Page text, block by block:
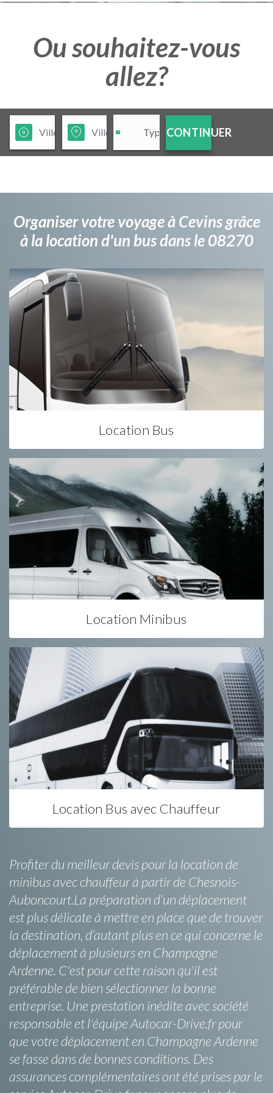
Ou souhaitez-vous
allez?
CONTINUER
Organiser votre voyage à Cevins grâce
à la location d'un bus dans le 08270
Location Bus
Location Minibus
Location Bus avec Chauffeur
Profiter du meilleur devis pour la location de
minibus avec chauffeur à partir de Chesnois-
Auboncourt.La préparation d’un déplacement
est plus délicate à mettre en place que de trouver
la destination, d’autant plus en ce qui concerne le
déplacement à plusieurs en Champagne
Ardenne. C'est pour cette raison qu'il est
préférable de bien sélectionner la bonne
entreprise. Une prestation inédite avec société
responsable et l'équipe Autocar-Drive.fr pour
que votre déplacement en Champagne Ardenne
se fasse dans de bonnes conditions. Des
assurances complémentaires ont été prises par le